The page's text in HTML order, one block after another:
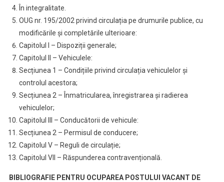
În integralitate.
OUG nr. 195/2002 privind circulația pe drumurile publice, cu
modificările și completările ulterioare:
Capitolul I – Dispoziții generale;
Capitolul II – Vehiculele:
Secțiunea 1 – Condițiile privind circulația vehiculelor și
controlul acestora;
Secțiunea 2 – Înmatricularea, înregistrarea și radierea
vehiculelor;
Capitolul III – Conducătorii de vehicule:
Secțiunea 2 – Permisul de conducere;
Capitolul V – Reguli de circulație;
Capitolul VII – Răspunderea contravențională.
BIBLIOGRAFIE PENTRU OCUPAREA POSTULUI VACANT DE